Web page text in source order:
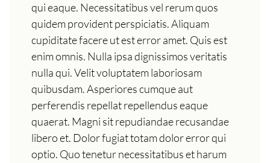
qui eaque. Necessitatibus vel rerum quos
quidem provident perspiciatis. Aliquam
cupiditate facere ut est error amet. Quis est
enim omnis. Nulla ipsa dignissimos veritatis
nulla qui. Velit voluptatem laboriosam
quibusdam. Asperiores cumque aut
perferendis repellat repellendus eaque
quaerat. Magni sit repudiandae recusandae
libero et. Dolor fugiat totam dolor error qui
optio. Quo tenetur necessitatibus et harum